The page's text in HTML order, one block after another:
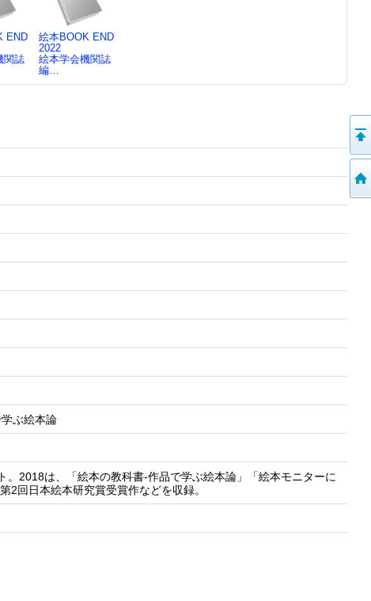
END
関誌
絵本BOOK END
2022
絵本学会機関誌
編…
ぶ絵本論
2018は、「絵本の教科書-作品で学ぶ絵本論」「絵本モニターに
2回日本絵本研究賞受賞作などを収録。